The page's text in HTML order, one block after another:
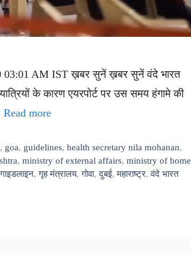
03:01 AM IST ख़बर सुनें ख़बर सुनें वंदे भारत
के कारण एयरपोर्ट पर उस समय हंगामे की
Read more
, goa, guidelines,health secretary nila mohanan,
, ministry of external affairs, ministry of home
गाइडलाइन,गृह मंत्रालय,गोवा,दुबई,महाराष्ट्र,वंदे भारत